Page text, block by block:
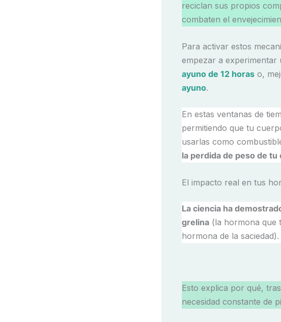
reciclan sus propios
combaten el
Para activar estos
empezar a experimentar
ayuno de 12 horas o,
ayuno.
En estas ventanas de
permitiendo que tu
usarlas como
la perdida de peso de tu
El impacto real en tus
La ciencia ha
grelina (la hormona que
hormona de la saciedad).
Esto explica por qué,
necesidad constante de